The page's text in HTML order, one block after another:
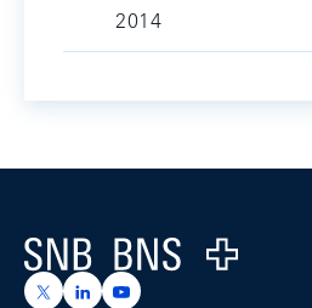
2014
Logo
https://x.com/snb_bns
https://ch.linkedin.com/
https://